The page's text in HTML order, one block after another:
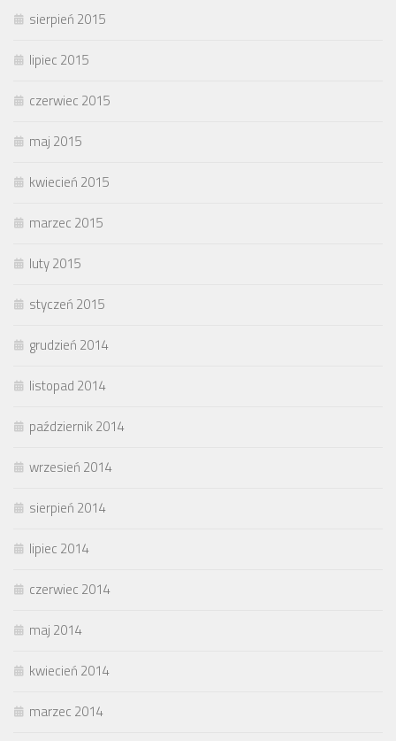
sierpień 2015
lipiec 2015
czerwiec 2015
maj 2015
kwiecień 2015
marzec 2015
luty 2015
styczeń 2015
grudzień 2014
listopad 2014
październik 2014
wrzesień 2014
sierpień 2014
lipiec 2014
czerwiec 2014
maj 2014
kwiecień 2014
marzec 2014